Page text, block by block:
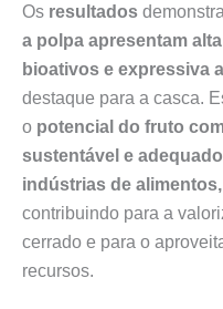
Os resultados
a polpa apresentam
bioativos e expressiva
destaque para a casca.
o potencial do fruto
sustentável e
indústrias de
contribuindo para a
cerrado e para o
recursos.